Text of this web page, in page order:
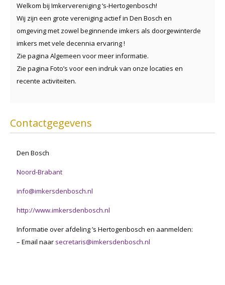
Welkom bij Imkervereniging ‘s-Hertogenbosch!
Wij zijn een grote vereniging actief in Den Bosch en
omgeving met zowel beginnende imkers als doorgewinterde
imkers met vele decennia ervaring !
Zie pagina Algemeen voor meer informatie.
Zie pagina Foto’s voor een indruk van onze locaties en
recente activiteiten.
Contactgegevens
Den Bosch
Noord-Brabant
info@imkersdenbosch.nl
http://www.imkersdenbosch.nl
Informatie over afdeling ’s Hertogenbosch en aanmelden:
– Email naar secretaris@imkersdenbosch.nl